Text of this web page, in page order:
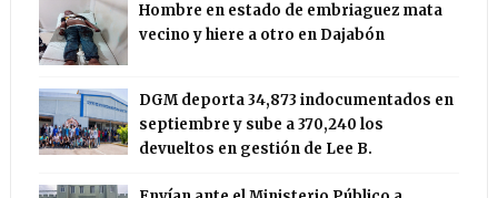
Hombre en estado de embriaguez mata
vecino y hiere a otro en Dajabón
DGM deporta 34,873 indocumentados en
septiembre y sube a 370,240 los
devueltos en gestión de Lee B.